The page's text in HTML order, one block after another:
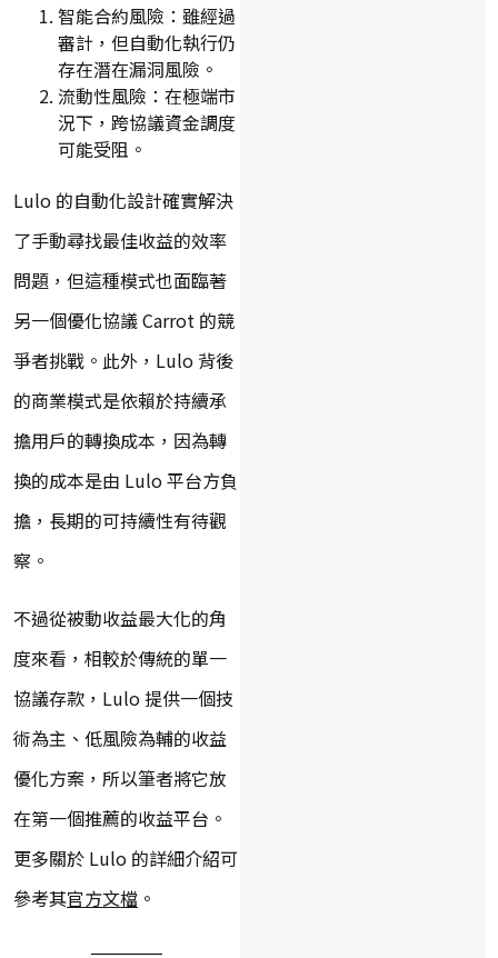
智能合約風險：雖經過
審計，但自動化執行仍
存在潛在漏洞風險。
流動性風險：在極端市
況下，跨協議資金調度
可能受阻。
Lulo 的自動化設計確實解決
了手動尋找最佳收益的效率
問題，但這種模式也面臨著
另一個優化協議 Carrot 的競
爭者挑戰。此外，Lulo 背後
的商業模式是依賴於持續承
擔用戶的轉換成本，因為轉
換的成本是由 Lulo 平台方負
擔，長期的可持續性有待觀
察。
不過從被動收益最大化的角
度來看，相較於傳統的單一
協議存款，Lulo 提供一個技
術為主、低風險為輔的收益
優化方案，所以筆者將它放
在第一個推薦的收益平台。
更多關於 Lulo 的詳細介紹可
參考其官方文檔 。